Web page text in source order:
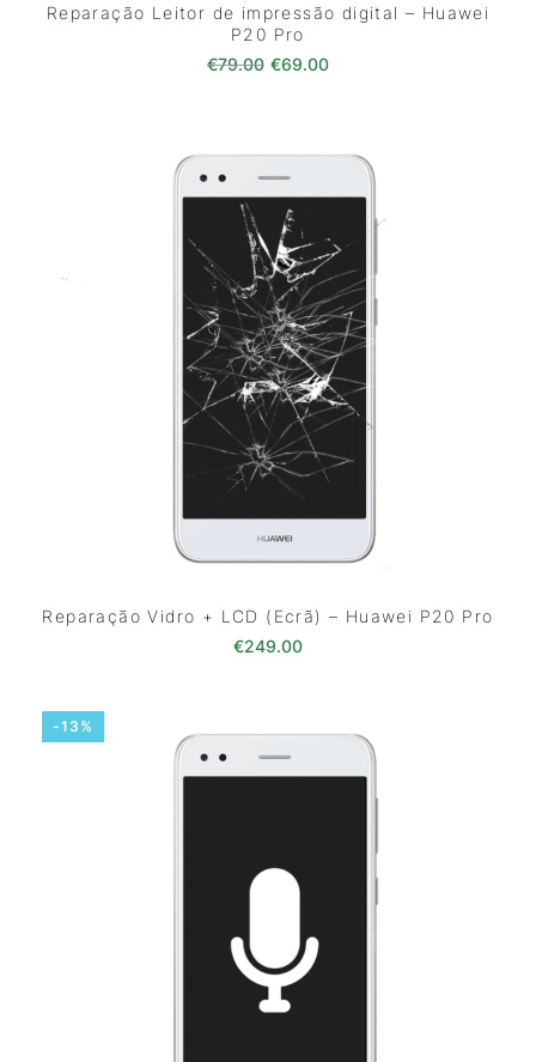
Reparação Leitor de impressão digital – Huawei
P20 Pro
€79.00 O preço original era: €79.00.
€69.00O preço atual é:
Reparação Vidro + LCD (Ecrã) – Huawei P20 Pro
€249.00
-13%